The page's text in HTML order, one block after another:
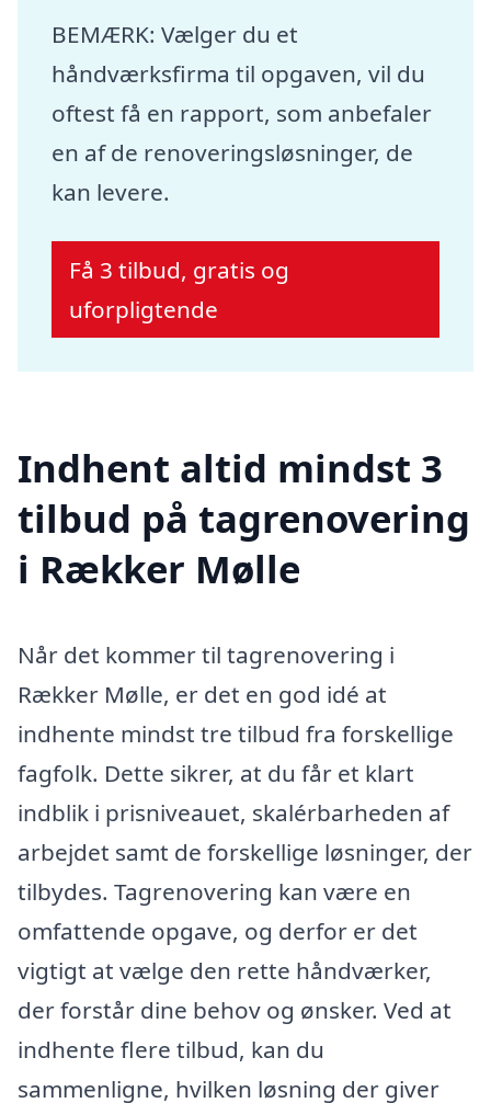
BEMÆRK: Vælger du et
håndværksfirma til opgaven, vil du
oftest få en rapport, som anbefaler
en af de renoveringsløsninger, de
kan levere.
Få 3 tilbud, gratis og
uforpligtende
Indhent altid mindst 3
tilbud på tagrenovering
i Rækker Mølle
Når det kommer til tagrenovering i
Rækker Mølle, er det en god idé at
indhente mindst tre tilbud fra forskellige
fagfolk. Dette sikrer, at du får et klart
indblik i prisniveauet, skalérbarheden af
arbejdet samt de forskellige løsninger, der
tilbydes. Tagrenovering kan være en
omfattende opgave, og derfor er det
vigtigt at vælge den rette håndværker,
der forstår dine behov og ønsker. Ved at
indhente flere tilbud, kan du
sammenligne, hvilken løsning der giver